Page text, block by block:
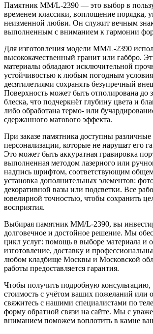
Памятник ММ/L-2390 — это выбор в
временем классики, воплощение порядка,
неизменной любви. Он служит вечным
выполненным с вниманием к гармонии
Для изготовления модели ММ/L-2390
высококачественный гранит или габбро.
материалы обладают исключительной
устойчивостью к любым погодным
десятилетиями сохранять безупречный
Поверхность может быть отполирована до
блеска, что подчеркнёт глубину цвета и
либо обработана термо- или
сдержанного матового эффекта.
При заказе памятника доступны
персонализации, которые не нарушат его
Это может быть аккуратная гравировка
выполненная методом лазерного или
надпись шрифтом, соответствующим
установка дополнительных элементов:
декоративной вазы или подсветки. Все
ювелирной точностью, чтобы сохранить
восприятия.
Выбирая памятник ММ/L-2390, вы
долговечное и достойное решение. Мы
цикл услуг: помощь в выборе материала и
изготовление, доставку и
любом кладбище Москвы и Московской
работы предоставляется гарантия.
Чтобы получить подробную консультацию,
стоимость с учётом ваших пожеланий или
свяжитесь с нашими специалистами по
форму обратной связи на сайте. Мы с
вниманием поможем воплотить в камне